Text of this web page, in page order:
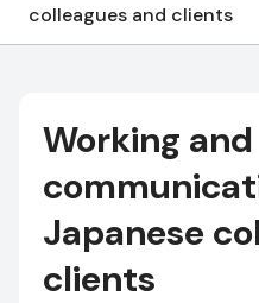
colleagues and clients
Working and
Japanese
clients